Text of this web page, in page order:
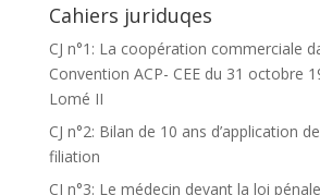
Cahiers juriduqes
CJ n°1: La coopération commerciale
Convention ACP- CEE du 31 octobre
Lomé II
CJ n°2: Bilan de 10 ans d’application
filiation
CJ n°3: Le médecin devant la loi pénale